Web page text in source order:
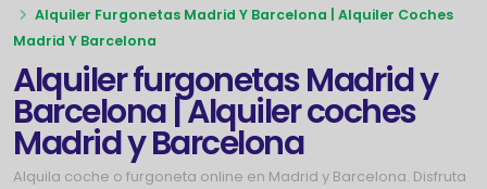
Alquiler Furgonetas Madrid Y Barcelona | Alquiler Coches
Madrid Y Barcelona
Alquiler furgonetas Madrid y
Barcelona | Alquiler coches
Madrid y Barcelona
Alquila coche o furgoneta online en Madrid y Barcelona. Disfruta